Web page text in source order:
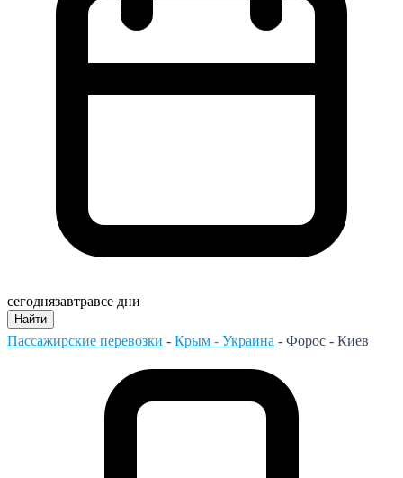
сегоднязавтравсе дни
Найти
Пассажирские перевозки - Крым - Украина - Форос - Киев